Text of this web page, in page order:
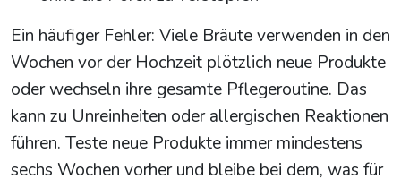
Ein häufiger Fehler: Viele Bräute verwenden in den
Wochen vor der Hochzeit plötzlich neue Produkte
oder wechseln ihre gesamte Pflegeroutine. Das
kann zu Unreinheiten oder allergischen Reaktionen
führen. Teste neue Produkte immer mindestens
sechs Wochen vorher und bleibe bei dem, was für